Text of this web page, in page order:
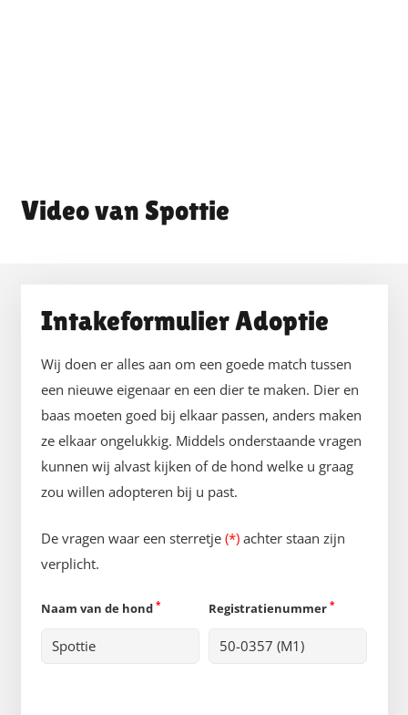
Spottie
Intakeformulier Adoptie
Wij doen er alles aan om een goede match tussen
een nieuwe eigenaar en een dier te maken. Dier en
baas moeten goed bij elkaar passen, anders maken
ze elkaar ongelukkig. Middels onderstaande vragen
kunnen wij alvast kijken of de hond welke u graag
zou willen adopteren bij u past.
De vragen waar een sterretje (*) achter staan zijn
verplicht.
Naam van de hond * Registratienummer *